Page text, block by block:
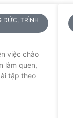
ĐỨC, TRÌNH
việc chào
làm quen,
tập theo